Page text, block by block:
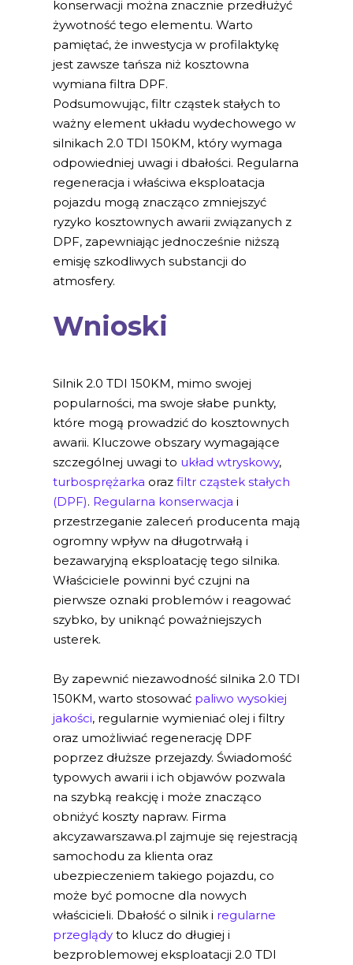
konserwacji można znacznie przedłużyć
żywotność tego elementu. Warto
pamiętać, że inwestycja w profilaktykę
jest zawsze tańsza niż kosztowna
wymiana filtra DPF.
Podsumowując, filtr cząstek stałych to
ważny element układu wydechowego w
silnikach 2.0 TDI 150KM, który wymaga
odpowiedniej uwagi i dbałości. Regularna
regeneracja i właściwa eksploatacja
pojazdu mogą znacząco zmniejszyć
ryzyko kosztownych awarii związanych z
DPF, zapewniając jednocześnie niższą
emisję szkodliwych substancji do
atmosfery.
Wnioski
Silnik 2.0 TDI 150KM, mimo swojej
popularności, ma swoje słabe punkty,
które mogą prowadzić do kosztownych
awarii. Kluczowe obszary wymagające
szczególnej uwagi to układ wtryskowy,
turbosprężarka oraz filtr cząstek stałych
(DPF). Regularna konserwacja i
przestrzeganie zaleceń producenta mają
ogromny wpływ na długotrwałą i
bezawaryjną eksploatację tego silnika.
Właściciele powinni być czujni na
pierwsze oznaki problemów i reagować
szybko, by uniknąć poważniejszych
usterek.
By zapewnić niezawodność silnika 2.0 TDI
150KM, warto stosować paliwo wysokiej
jakości, regularnie wymieniać olej i filtry
oraz umożliwiać regenerację DPF
poprzez dłuższe przejazdy. Świadomość
typowych awarii i ich objawów pozwala
na szybką reakcję i może znacząco
obniżyć koszty napraw. Firma
akcyzawarszawa.pl zajmuje się rejestracją
samochodu za klienta oraz
ubezpieczeniem takiego pojazdu, co
może być pomocne dla nowych
właścicieli. Dbałość o silnik i regularne
przeglądy to klucz do długiej i
bezproblemowej eksploatacji 2.0 TDI